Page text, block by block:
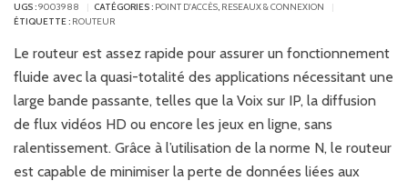
UGS :9003988 CATÉGORIES : POINT D'ACCÈS, RESEAUX & CONNEXION
ÉTIQUETTE : ROUTEUR
Le routeur est assez rapide pour assurer un fonctionnement
fluide avec la quasi-totalité des applications nécessitant une
large bande passante, telles que la Voix sur IP, la diffusion
de flux vidéos HD ou encore les jeux en ligne, sans
ralentissement. Grâce à l’utilisation de la norme N, le routeur
est capable de minimiser la perte de données liées aux